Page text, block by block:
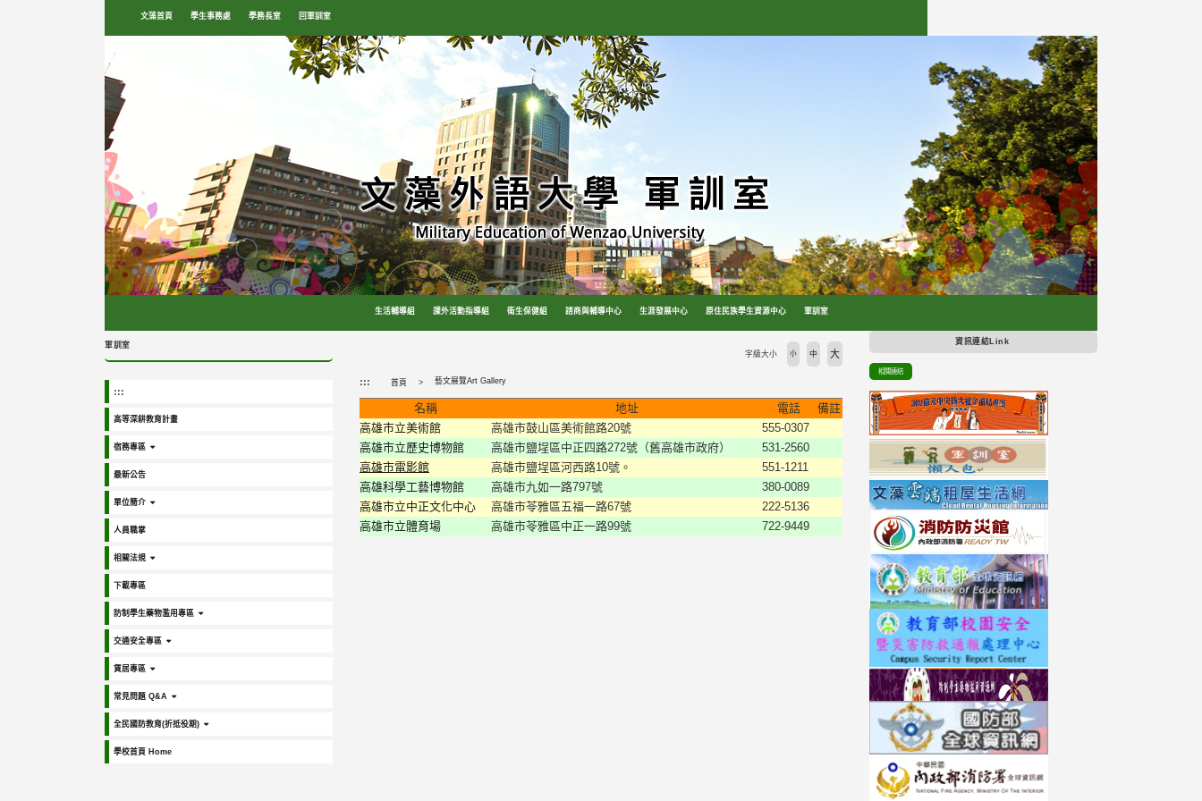
文藻首頁 學生事務處 學務長室 回軍訓室
生活輔導組 課外活動指導組 衛生保健組 諮商與輔導中心 生涯發展中心 原住民族學生資源中心 軍訓室
軍訓室
:::
高等深耕教育計畫
宿務專區
最新公告
單位簡介
人員職掌
相關法規
下載專區
防制學生藥物濫用專區
交通安全專區
賃居專區
常見問題 Q&A
全民國防教育(折抵役期)
學校首頁 Home
::: 首頁 藝文展覽Art Gallery
字級大小 小 中 大
名稱 地址 電話
備註
高雄市立美術館
高雄市鼓山區美術館路20號
555-0307
高雄市立歷史博物館
高雄市鹽埕區中正四路272號（舊高雄市政府）
531-2560
高雄市電影館
高雄市鹽埕區河西路10號。
551-1211
高雄科學工藝博物館
高雄市九如一路797號
380-0089
高雄市立中正文化中心
高雄市苓雅區五福一路67號
222-5136
高雄市立體育場
高雄市苓雅區中正一路99號 722-9449
資訊連結Link
相關連結